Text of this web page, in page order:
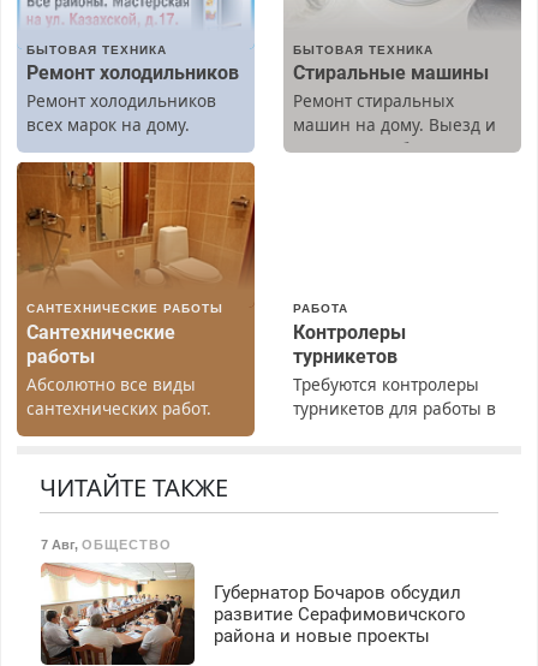
БЫТОВАЯ ТЕХНИКА
Ремонт холодильников
Ремонт холодильников
всех марок на дому.
БЫТОВАЯ ТЕХНИКА
Стиральные машины
Ремонт стиральных
машин на дому. Выезд и
диагностика бесплатно.
САНТЕХНИЧЕСКИЕ РАБОТЫ
Сантехнические
работы
Абсолютно все виды
сантехнических работ.
Быстро. Качественно.
РАБОТА
Контролеры
турникетов
Требуются контролеры
турникетов для работы в
Ежемесячно
выплачивается денежная
премия. Возможно
ЧИТАЙТЕ ТАКЖЕ
7 Авг, ОБЩЕСТВО
Губернатор Бочаров обсудил
развитие Серафимовичского
района и новые проекты